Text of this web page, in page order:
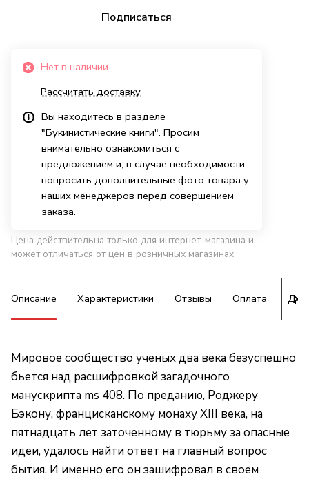
Подписаться
Нет в наличии
Рассчитать доставку
Вы находитесь в разделе
"Букинистические книги". Просим
внимательно ознакомиться с
предложением и, в случае необходимости,
попросить дополнительные фото товара у
наших менеджеров перед совершением
заказа.
Цена действительна только для интернет-магазина и
может отличаться от цен в розничных магазинах
Описание Характеристики Отзывы Оплата
Мировое сообщество ученых два века безуспешно
бьется над расшифровкой загадочного
манускрипта ms 408. По преданию, Роджеру
Бэкону, францисканскому монаху XIII века, на
пятнадцать лет заточенному в тюрьму за опасные
идеи, удалось найти ответ на главный вопрос
бытия. И именно его он зашифровал в своем